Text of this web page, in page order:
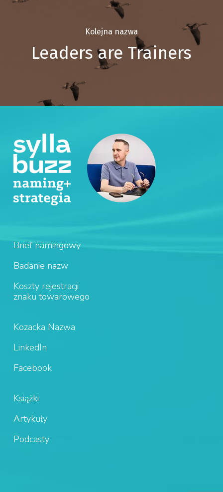
Kolejna nazwa
Leaders are Trainers
Brief namingowy
Badanie nazw
Koszty rejestracji
znaku towarowego
Kozacka Nazwa
LinkedIn
Facebook
Książki
Artykuły
Podcasty